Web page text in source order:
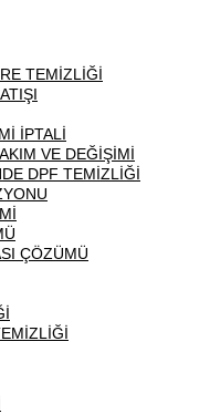
TEMİZLİĞİ
İPTALİ
VE DEĞİŞİMİ
DPF TEMİZLİĞİ
ÇÖZÜMÜ